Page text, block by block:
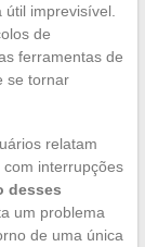
imprevisível.
de
ferramentas de
se tornar
relatam
interrupções
desses
um problema
de uma única